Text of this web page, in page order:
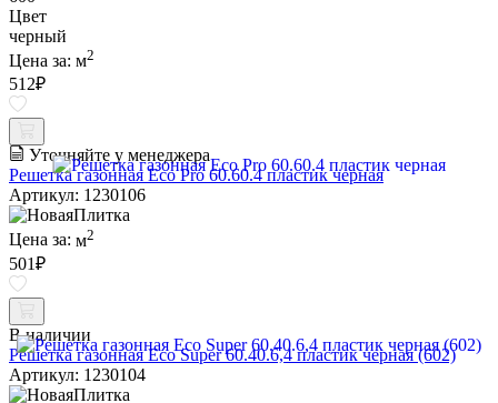
Цвет
черный
Цена за: м2
512₽
Уточняйте у менеджера
Решетка газонная Eco Pro 60.60.4 пластик черная
Артикул: 1230106
Цена за: м2
501₽
В наличии
Решетка газонная Eco Super 60.40.6,4 пластик черная (602)
Артикул: 1230104